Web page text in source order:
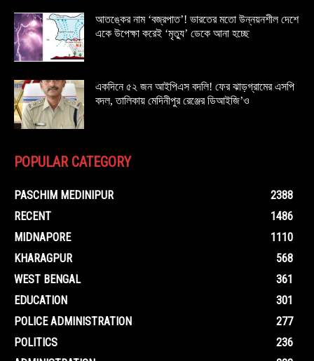
আতঙ্কের নাম ‘বজ্রপাত’! ভারতের মতো উন্নয়নশীল দেশে
একে উপেক্ষা করেই ‘মৃত্যু’ ডেকে আনা হচ্ছে
একদিনে ৫২ জন আইপিএস বদলি! ফের ঝাড়গ্রামের এসপি
বদল, তালিকায় মেদিনীপুর রেঞ্জের ডিআইজি’ও
POPULAR CATEGORY
PASCHIM MEDINIPUR
2388
RECENT
1486
MIDNAPORE
1110
KHARAGPUR
568
WEST BENGAL
361
EDUCATION
301
POLICE ADMINISTRATION
277
POLITICS
236